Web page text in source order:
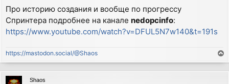
Про историю создания и вообще по прогрессу
Спринтера подробнее на канале nedopcinfo:
https://www.youtube.com/watch?v=DFUL5N7w140&t=191s
https://mastodon.social/@Shaos
o
p
Shaos